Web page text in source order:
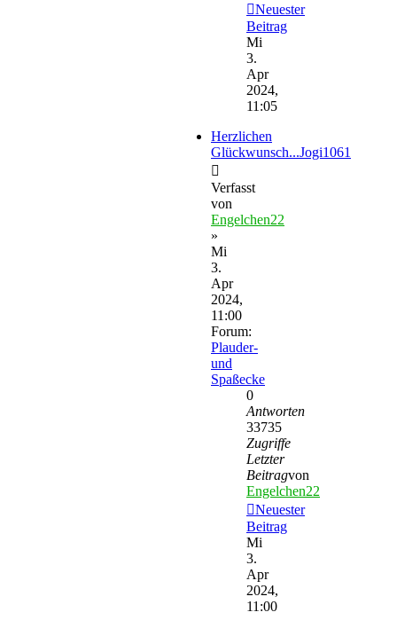
Neuester
Beitrag
Mi
3.
Apr
2024,
11:05
Herzlichen
Glückwunsch...Jogi1061
Verfasst
von
Engelchen22
»
Mi
3.
Apr
2024,
11:00
Forum:
Plauder-
und
Spaßecke
0
Antworten
33735
Zugriffe
Letzter
Beitragvon
Engelchen22
Neuester
Beitrag
Mi
3.
Apr
2024,
11:00